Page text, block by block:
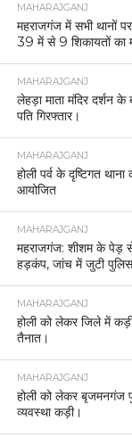
MAHARAJGANJ
महराजगंज में सभी थानों
39 में से 9 शिकायतों का
MAHARAJGANJ
लेहड़ा माता मंदिर दर्शन के
पति गिरफ्तार।
MAHARAJGANJ
होली पर्व के दृष्टिगत
आयोजित
MAHARAJGANJ
महराजगंज: शीशम के पेड़
हड़कंप, जांच में जुटी पुलिस
MAHARAJGANJ
होली को लेकर जिले में कड़ी
तैनात।
MAHARAJGANJ
होली को लेकर बृजमनगंज
व्यवस्था कड़ी।